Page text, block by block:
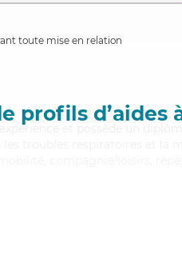
toute mise en relation
profils d’aides
et possède un
troubles respiratoires et la